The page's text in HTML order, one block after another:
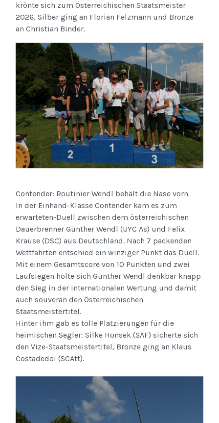
krönte sich zum Österreichischen Staatsmeister
2026, Silber ging an Florian Felzmann und Bronze
an Christian Binder.
Contender: Routinier Wendl behält die Nase vorn
In der Einhand-Klasse Contender kam es zum
erwarteten-Duell zwischen dem österreichischen
Dauerbrenner Günther Wendl (UYC As) und Felix
Krause (DSC) aus Deutschland. Nach 7 packenden
Wettfahrten entschied ein winziger Punkt das Duell.
Mit einem Gesamtscore von 10 Punkten und zwei
Laufsiegen holte sich Günther Wendl denkbar knapp
den Sieg in der internationalen Wertung und damit
auch souverän den Österreichischen
Staatsmeistertitel.
Hinter ihm gab es tolle Platzierungen für die
heimischen Segler: Silke Honsek (SAF) sicherte sich
den Vize-Staatsmeistertitel, Bronze ging an Klaus
Costadedoi (SCAtt).